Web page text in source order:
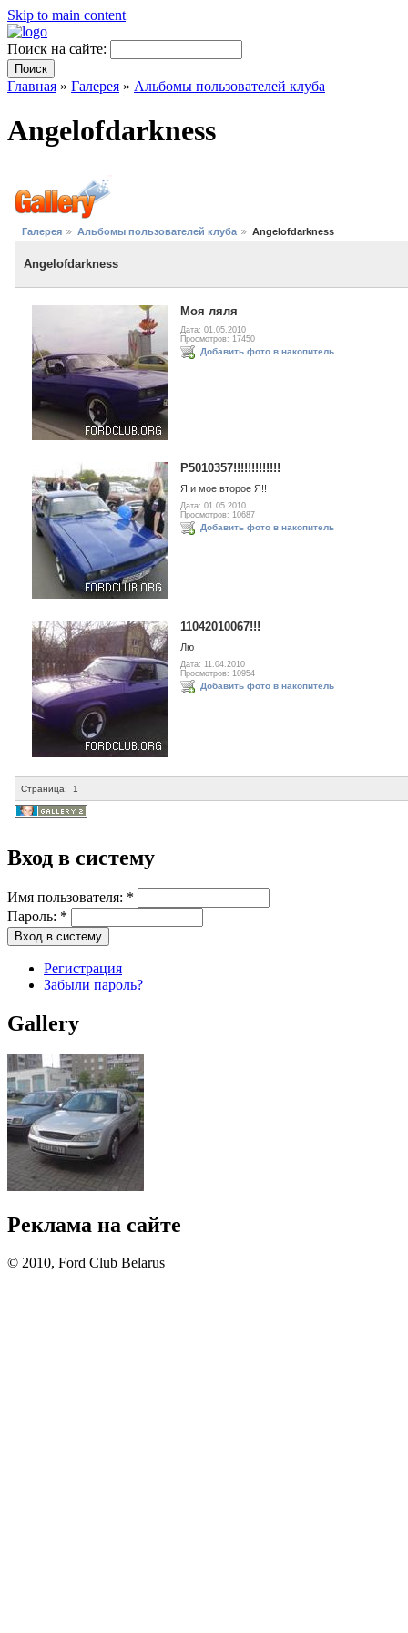
Skip to main content
Поиск на сайте:
Главная » Галерея » Альбомы пользователей клуба
Angelofdarkness
Галерея Альбомы пользователей клуба Angelofdarkness
Angelofdarkness
Моя ляля
Дата: 01.05.2010
Просмотров: 17450
Добавить фото в накопитель
P5010357!!!!!!!!!!!!!
Я и мое второе Я!!
Дата: 01.05.2010
Просмотров: 10687
Добавить фото в накопитель
11042010067!!!
Лю
Дата: 11.04.2010
Просмотров: 10954
Добавить фото в накопитель
Страница: 1
Вход в систему
Имя пользователя: *
Пароль: *
Регистрация
Забыли пароль?
Gallery
Реклама на сайте
© 2010, Ford Club Belarus